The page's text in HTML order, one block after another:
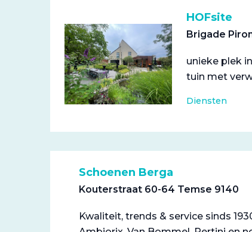
HOFsite
Brigade
unieke plek
tuin met
Diensten
Schoenen Berga
Kouterstraat 60-64 Temse 9140
Kwaliteit, trends & service sinds